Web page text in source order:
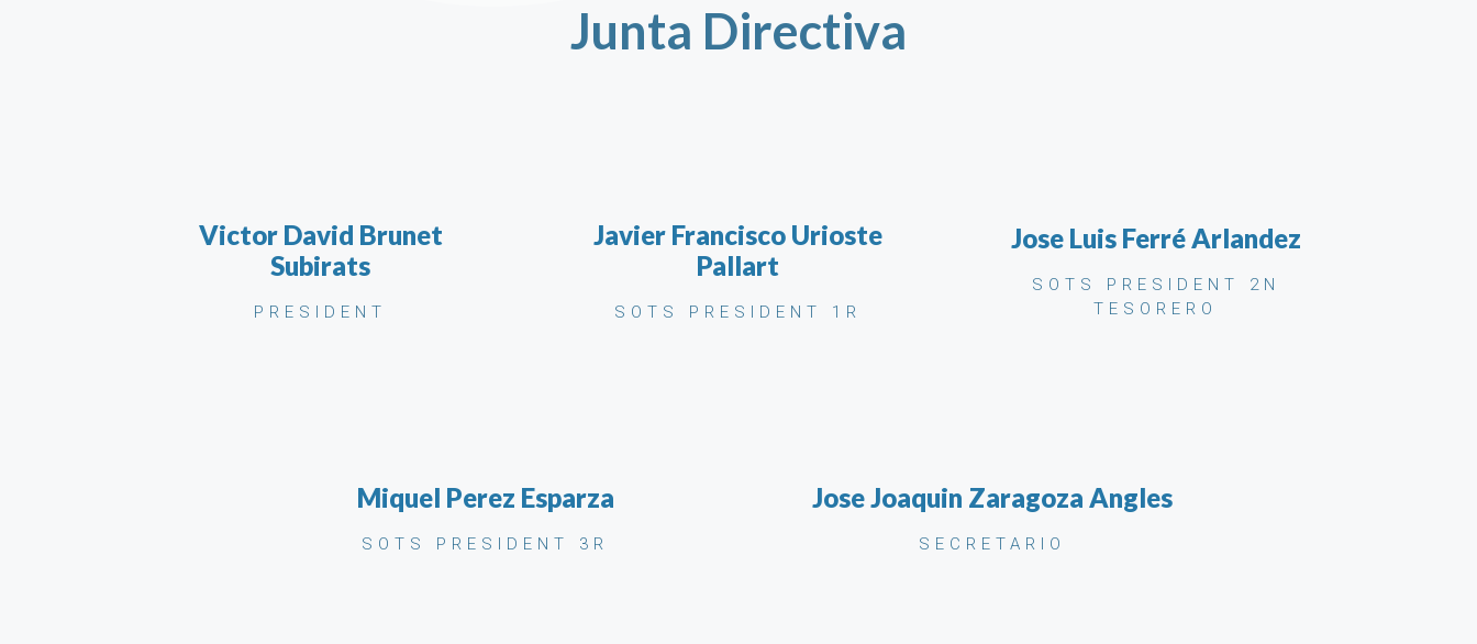
Junta Directiva
Victor David Brunet
Subirats
PRESIDENT
Javier Francisco Urioste
Pallart
SOTS PRESIDENT 1R
Jose Luis Ferré Arlandez
SOTS PRESIDENT 2N
TESORERO
Miquel Perez Esparza
SOTS PRESIDENT 3R
Jose Joaquin Zaragoza Angles
SECRETARIO